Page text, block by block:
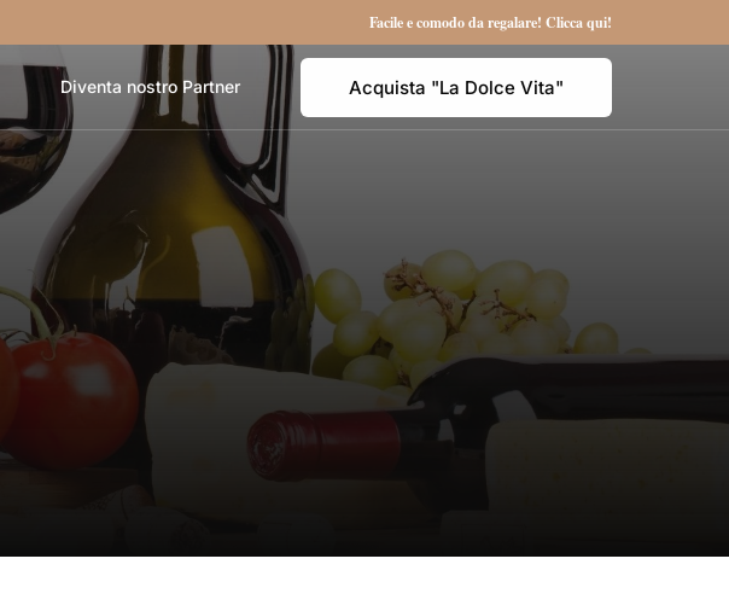
Facile e comodo da regalare! Clicca qui!
Diventa nostro Partner Acquista "La Dolce Vita"